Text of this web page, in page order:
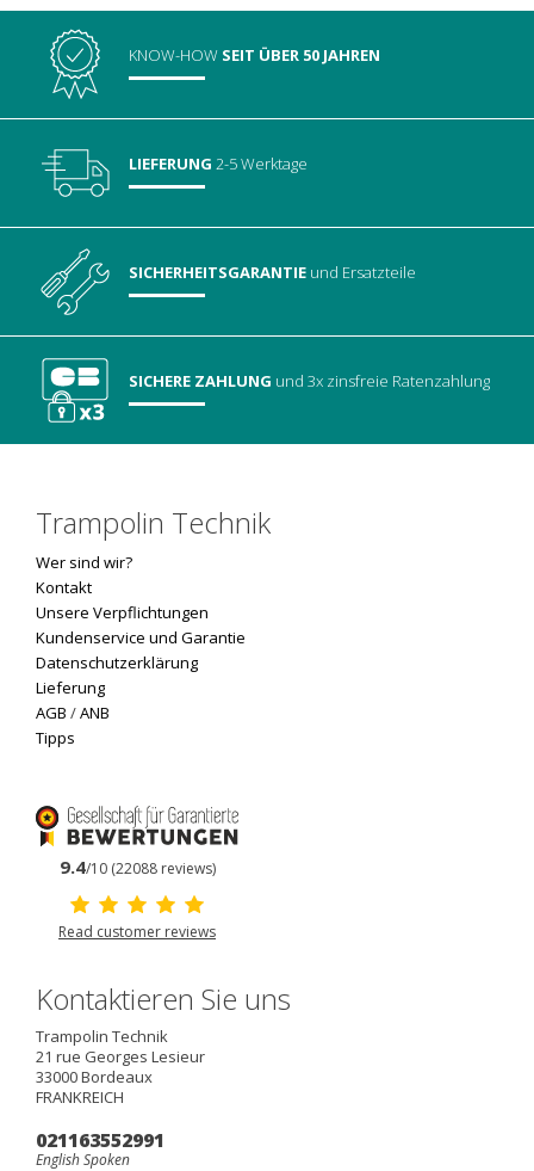
KNOW-HOW SEIT ÜBER 50 JAHREN
LIEFERUNG 2-5 Werktage
SICHERHEITSGARANTIE und Ersatzteile
SICHERE ZAHLUNG und 3x zinsfreie Ratenzahlung
Trampolin Technik
Wer sind wir?
Kontakt
Unsere Verpflichtungen
Kundenservice und Garantie
Datenschutzerklärung
Lieferung
AGB /ANB
Tipps
9.4/10 (22088 reviews)
Read customer reviews
Kontaktieren Sie uns
Trampolin Technik
21 rue Georges Lesieur
33000Bordeaux
FRANKREICH
021163552991
English Spoken